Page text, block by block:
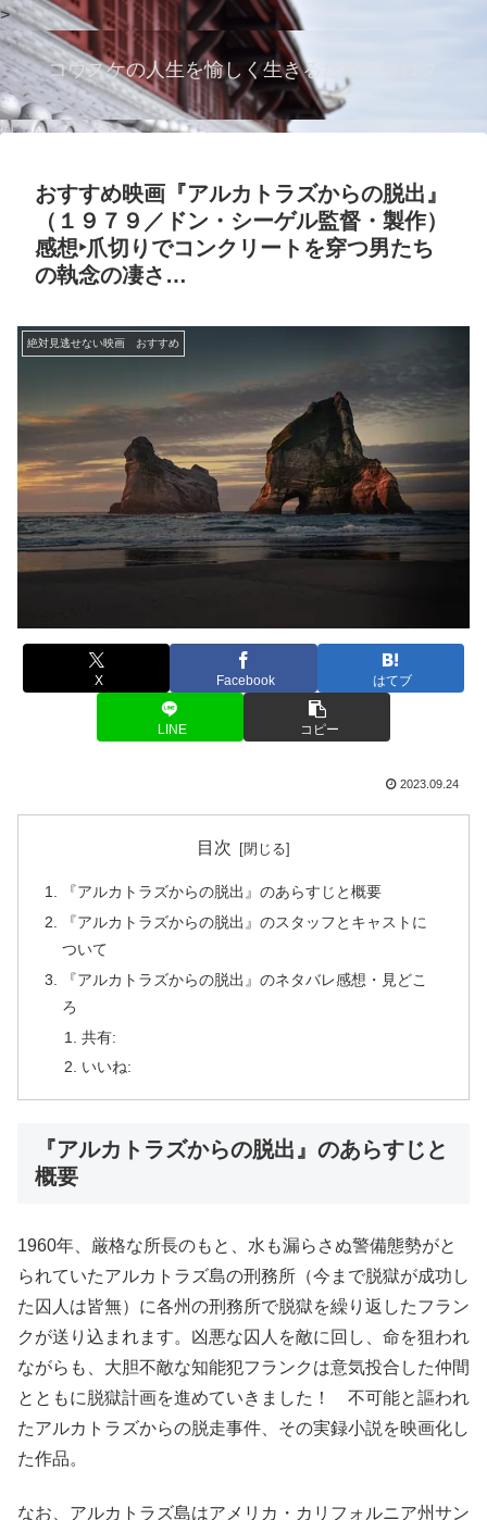
>
コウスケの人生を愉しく生きるためのブログ
おすすめ映画『アルカトラズからの脱出』
（１９７９／ドン・シーゲル監督・製作）
感想‣爪切りでコンクリートを穿つ男たち
の執念の凄さ…
絶対見逃せない映画 おすすめ
X Facebook はてブ
LINE コピー
2023.09.24
目次
『アルカトラズからの脱出』のあらすじと概要
『アルカトラズからの脱出』のスタッフとキャストに
ついて
『アルカトラズからの脱出』のネタバレ感想・見どこ
ろ
共有:
いいね:
『アルカトラズからの脱出』のあらすじと
概要
1960年、厳格な所長のもと、水も漏らさぬ警備態勢がと
られていたアルカトラズ島の刑務所（今まで脱獄が成功し
た囚人は皆無）に各州の刑務所で脱獄を繰り返したフラン
クが送り込まれます。凶悪な囚人を敵に回し、命を狙われ
ながらも、大胆不敵な知能犯フランクは意気投合した仲間
とともに脱獄計画を進めていきました！ 不可能と謳われ
たアルカトラズからの脱走事件、その実録小説を映画化し
た作品。
なお、アルカトラズ島はアメリカ・カリフォルニア州サン